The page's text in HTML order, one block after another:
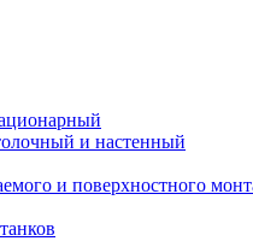
и настенный
и поверхностного